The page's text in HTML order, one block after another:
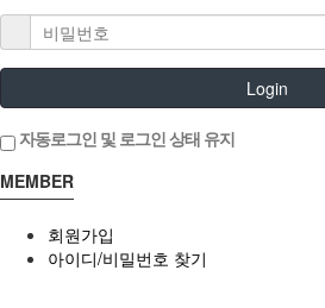
Login
자동로그인 및 로그인 상태 유지
MEMBER
회원가입
아이디/비밀번호 찾기